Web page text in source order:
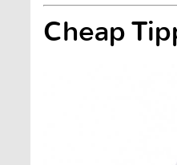
Cheap